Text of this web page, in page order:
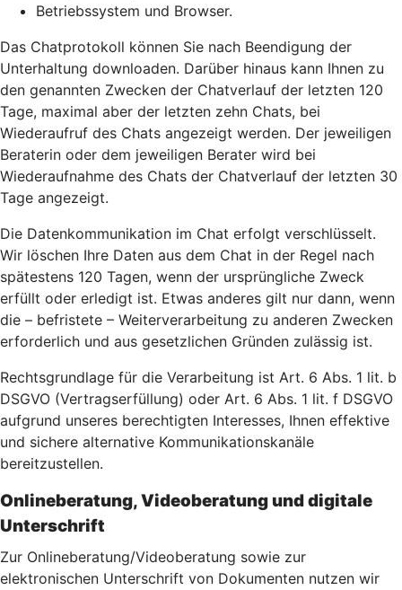
Betriebssystem und Browser.
Das Chatprotokoll können Sie nach Beendigung der
Unterhaltung downloaden. Darüber hinaus kann Ihnen zu
den genannten Zwecken der Chatverlauf der letzten 120
Tage, maximal aber der letzten zehn Chats, bei
Wiederaufruf des Chats angezeigt werden. Der jeweiligen
Beraterin oder dem jeweiligen Berater wird bei
Wiederaufnahme des Chats der Chatverlauf der letzten 30
Tage angezeigt.
Die Datenkommunikation im Chat erfolgt verschlüsselt.
Wir löschen Ihre Daten aus dem Chat in der Regel nach
spätestens 120 Tagen, wenn der ursprüngliche Zweck
erfüllt oder erledigt ist. Etwas anderes gilt nur dann, wenn
die – befristete – Weiterverarbeitung zu anderen Zwecken
erforderlich und aus gesetzlichen Gründen zulässig ist.
Rechtsgrundlage für die Verarbeitung ist Art. 6 Abs. 1 lit. b
DSGVO (Vertragserfüllung) oder Art. 6 Abs. 1 lit. f DSGVO
aufgrund unseres berechtigten Interesses, Ihnen effektive
und sichere alternative Kommunikationskanäle
bereitzustellen.
Onlineberatung, Videoberatung und digitale
Unterschrift
Zur Onlineberatung/Videoberatung sowie zur
elektronischen Unterschrift von Dokumenten nutzen wir